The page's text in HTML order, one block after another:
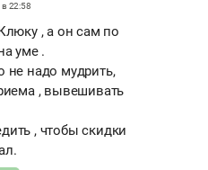
в 22:58
, а он сам по
уме .
не надо мудрить,
, вывешивать
, чтобы скидки